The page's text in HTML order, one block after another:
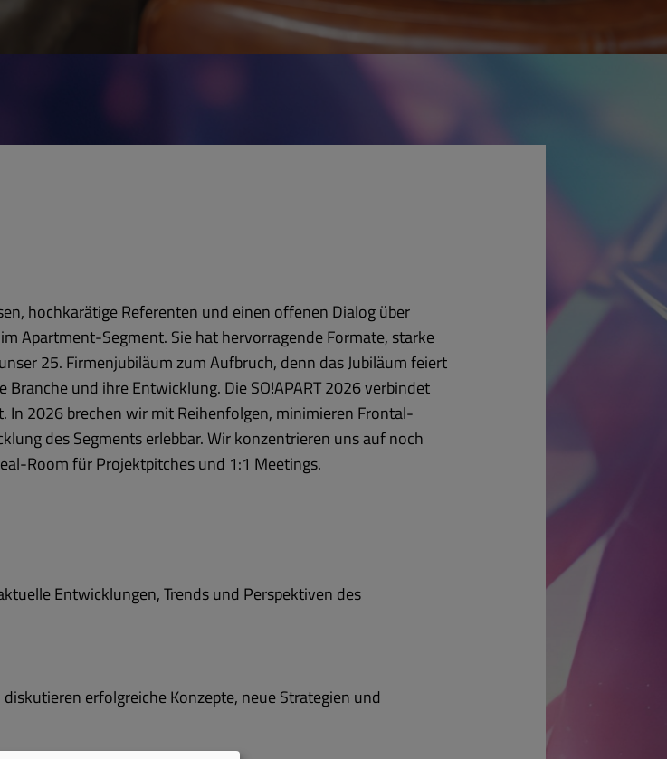
hochkarätige Referenten und einen offenen Dialog über
Apartment-Segment. Sie hat hervorragende Formate, starke
25. Firmenjubiläum zum Aufbruch, denn das Jubiläum feiert
und ihre Entwicklung. Die SO!APART 2026 verbindet
2026 brechen wir mit Reihenfolgen, minimieren Frontal-
des Segments erlebbar. Wir konzentrieren uns auf noch
Room für Projektpitches und 1:1 Meetings.
Entwicklungen, Trends und Perspektiven des
erfolgreiche Konzepte, neue Strategien und